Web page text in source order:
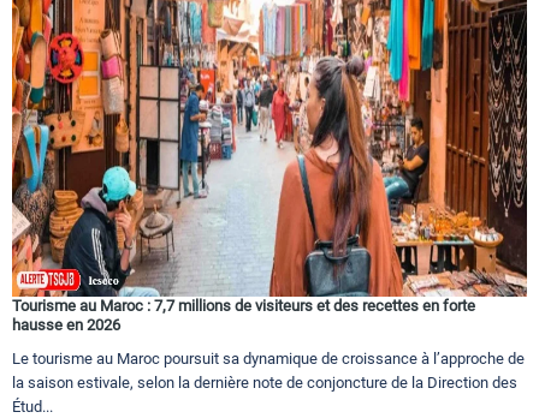
Circuits touristiques
Tourisme
Régions
Hotels
Evenements
Tourisme au Maroc : 7,7 millions de visiteurs et des recettes en forte
hausse en 2026
Le tourisme au Maroc poursuit sa dynamique de croissance à l’approche de
la saison estivale, selon la dernière note de conjoncture de la Direction des
Étud...